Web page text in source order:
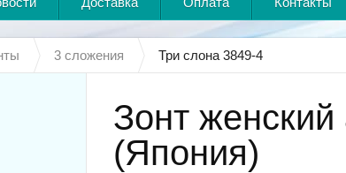
3 сложения Три слона 3849-4
Зонт
(Япония)